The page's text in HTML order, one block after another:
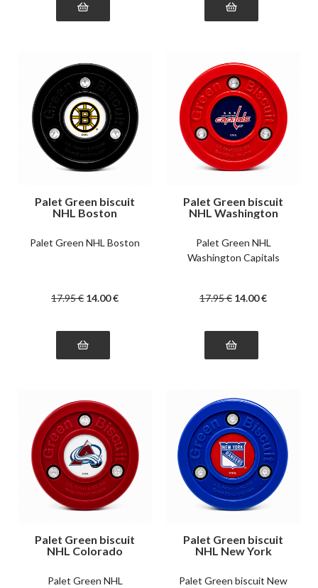
Palet Green biscuit
NHL Boston
Palet Green NHL Boston
17.95€ 14.00€
Palet Green biscuit
NHL Washington
Palet Green NHL
Washington Capitals
17.95€ 14.00€
Palet Green biscuit
NHL Colorado
Palet Green NHL
Palet Green biscuit
NHL New York
Palet Green biscuit New